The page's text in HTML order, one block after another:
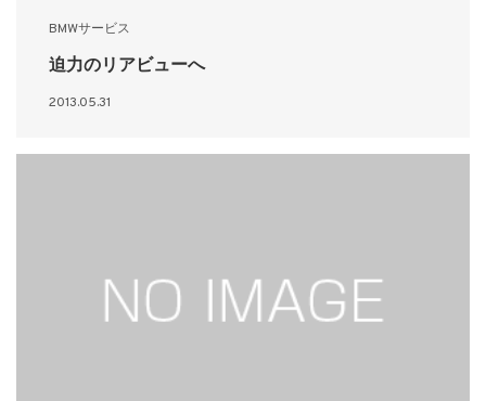
BMWサービス
迫力のリアビューへ
2013.05.31